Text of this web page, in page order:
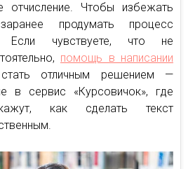
отчисление. Чтобы избежать
продумать процесс
Если чувствуете, что не
помощь в написании
отличным решением —
в сервис «Курсовичок», где
как сделать текст